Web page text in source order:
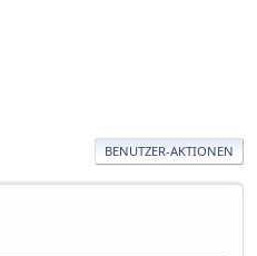
BENUTZER-AKTIONEN